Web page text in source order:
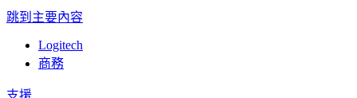
跳到主要內容
Logitech
商務
支援